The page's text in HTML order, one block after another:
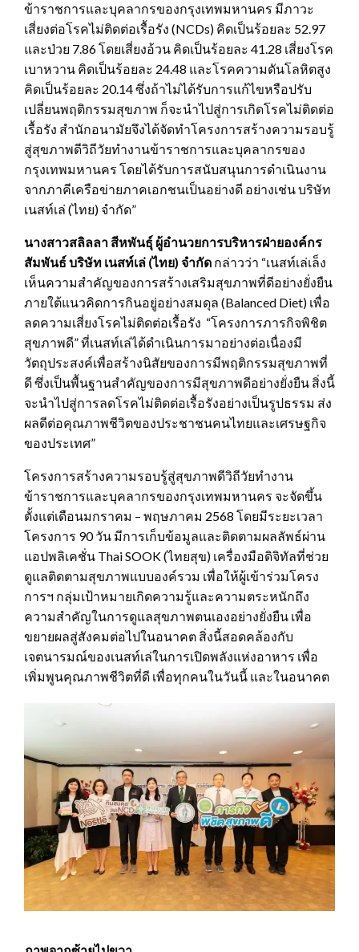
ข้าราชการและบุคลากรของกรุงเทพมหานคร มีภาวะ
เสี่ยงต่อโรคไม่ติดต่อเรื้อรัง (NCDs) คิดเป็นร้อยละ 52.97
และป่วย 7.86 โดยเสี่ยงอ้วน คิดเป็นร้อยละ 41.28 เสี่ยงโรค
เบาหวาน คิดเป็นร้อยละ 24.48 และโรคความดันโลหิตสูง
คิดเป็นร้อยละ 20.14 ซึ่งถ้าไม่ได้รับการแก้ไขหรือปรับ
เปลี่ยนพฤติกรรมสุขภาพ ก็จะนำไปสู่การเกิดโรคไม่ติดต่อ
เรื้อรัง สำนักอนามัยจึงได้จัดทำโครงการสร้างความรอบรู้
สู่สุขภาพดีวิถีวัยทำงานข้าราชการและบุคลากรของ
กรุงเทพมหานคร โดยได้รับการสนับสนุนการดำเนินงาน
จากภาคีเครือข่ายภาคเอกชนเป็นอย่างดี อย่างเช่น บริษัท
เนสท์เล่ (ไทย) จำกัด”
นางสาวสลิลลา สีหพันธุ์ ผู้อำนวยการบริหารฝ่ายองค์กร
สัมพันธ์ บริษัท เนสท์เล่ (ไทย) จำกัด กล่าวว่า “เนสท์เล่เล็ง
เห็นความสำคัญของการสร้างเสริมสุขภาพที่ดีอย่างยั่งยืน
ภายใต้แนวคิดการกินอยู่อย่างสมดุล (Balanced Diet) เพื่อ
ลดความเสี่ยงโรคไม่ติดต่อเรื้อรัง “โครงการภารกิจพิชิต
สุขภาพดี” ที่เนสท์เล่ได้ดำเนินการมาอย่างต่อเนื่องมี
วัตถุประสงค์เพื่อสร้างนิสัยของการมีพฤติกรรมสุขภาพที่
ดี ซึ่งเป็นพื้นฐานสำคัญของการมีสุขภาพดีอย่างยั่งยืน สิ่งนี้
จะนำไปสู่การลดโรคไม่ติดต่อเรื้อรังอย่างเป็นรูปธรรม ส่ง
ผลดีต่อคุณภาพชีวิตของประชาชนคนไทยและเศรษฐกิจ
ของประเทศ”
โครงการสร้างความรอบรู้สู่สุขภาพดีวิถีวัยทำงาน
ข้าราชการและบุคลากรของกรุงเทพมหานคร จะจัดขึ้น
ตั้งแต่เดือนมกราคม – พฤษภาคม 2568 โดยมีระยะเวลา
โครงการ 90 วัน มีการเก็บข้อมูลและติดตามผลลัพธ์ผ่าน
แอปพลิเคชั่น Thai SOOK (ไทยสุข) เครื่องมือดิจิทัลที่ช่วย
ดูแลติดตามสุขภาพแบบองค์รวม เพื่อให้ผู้เข้าร่วมโครง
การฯ กลุ่มเป้าหมายเกิดความรู้และความตระหนักถึง
ความสำคัญในการดูแลสุขภาพตนเองอย่างยั่งยืน เพื่อ
ขยายผลสู่สังคมต่อไปในอนาคต สิ่งนี้สอดคล้องกับ
เจตนารมณ์ของเนสท์เล่ในการเปิดพลังแห่งอาหาร เพื่อ
เพิ่มพูนคุณภาพชีวิตที่ดี เพื่อทุกคนในวันนี้ และในอนาคต